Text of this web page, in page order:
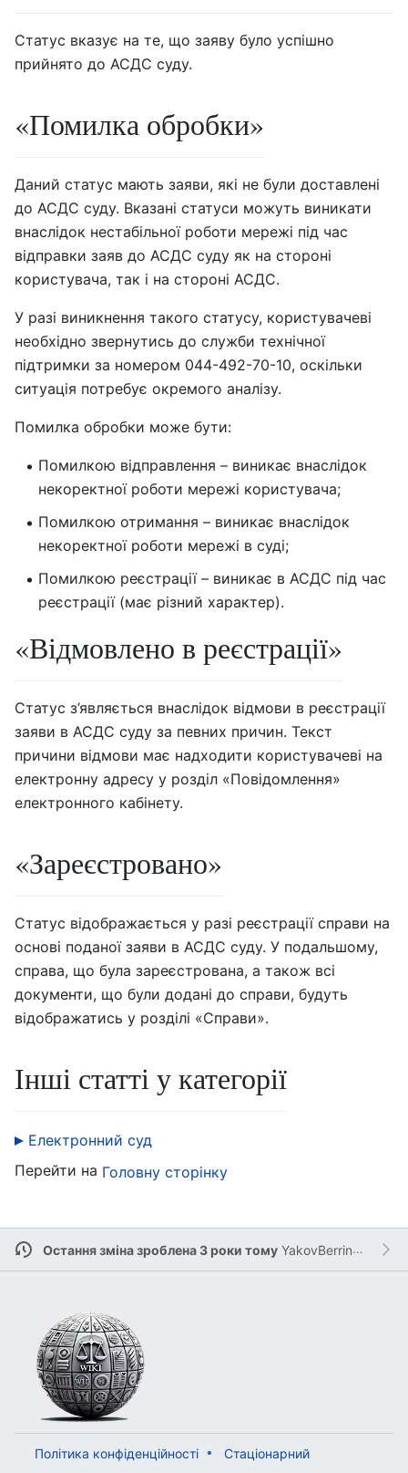
Статус вказує на те, що заяву було успішно
прийнято до АСДС суду.
«Помилка обробки»
Даний статус мають заяви, які не були доставлені
до АСДС суду. Вказані статуси можуть виникати
внаслідок нестабільної роботи мережі під час
відправки заяв до АСДС суду як на стороні
користувача, так і на стороні АСДС.
У разі виникнення такого статусу, користувачеві
необхідно звернутись до служби технічної
підтримки за номером 044-492-70-10, оскільки
ситуація потребує окремого аналізу.
Помилка обробки може бути:
Помилкою відправлення – виникає внаслідок
некоректної роботи мережі користувача;
Помилкою отримання – виникає внаслідок
некоректної роботи мережі в суді;
Помилкою реєстрації – виникає в АСДС під час
реєстрації (має різний характер).
«Відмовлено в реєстрації»
Статус з’являється внаслідок відмови в реєстрації
заяви в АСДС суду за певних причин. Текст
причини відмови має надходити користувачеві на
електронну адресу у розділ «Повідомлення»
електронного кабінету.
«Зареєстровано»
Статус відображається у разі реєстрації справи на
основі поданої заяви в АСДС суду. У подальшому,
справа, що була зареєстрована, а також всі
документи, що були додані до справи, будуть
відображатись у розділі «Справи».
Інші статті у категорії
Електронний суд
Перейти на Головну сторінку
Остання зміна зроблена 3 роки тому YakovBerringer
Політика конфіденційності Стаціонарний